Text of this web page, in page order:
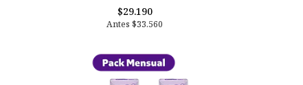
$29.190
Antes$33.560